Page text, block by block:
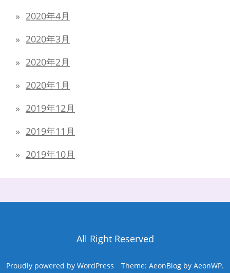
2020年4月
2020年3月
2020年2月
2020年1月
2019年12月
2019年11月
2019年10月
All Right Reserved
Proudly powered by WordPress Theme: AeonBlog by AeonWP.